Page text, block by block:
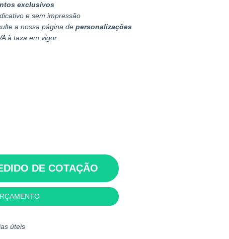
exclusivos
e sem impressão
a nossa página de personalizações
à taxa em vigor
DE COTAÇÃO
úteis